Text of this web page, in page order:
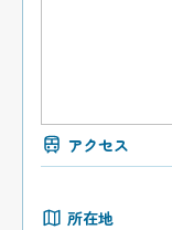
アクセス
所在地